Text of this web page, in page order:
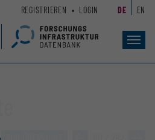
REGISTRIEREN LOGIN DE EN